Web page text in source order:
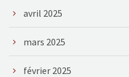
avril 2025
mars 2025
février 2025